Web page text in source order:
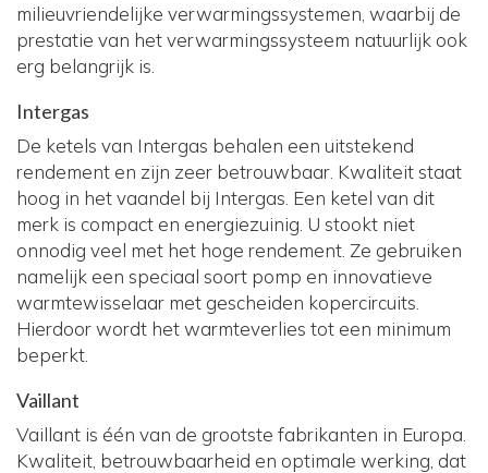
milieuvriendelijke verwarmingssystemen, waarbij de
prestatie van het verwarmingssysteem natuurlijk ook
erg belangrijk is.
Intergas
De ketels van Intergas behalen een uitstekend
rendement en zijn zeer betrouwbaar. Kwaliteit staat
hoog in het vaandel bij Intergas. Een ketel van dit
merk is compact en energiezuinig. U stookt niet
onnodig veel met het hoge rendement. Ze gebruiken
namelijk een speciaal soort pomp en innovatieve
warmtewisselaar met gescheiden kopercircuits.
Hierdoor wordt het warmteverlies tot een minimum
beperkt.
Vaillant
Vaillant is één van de grootste fabrikanten in Europa.
Kwaliteit, betrouwbaarheid en optimale werking, dat